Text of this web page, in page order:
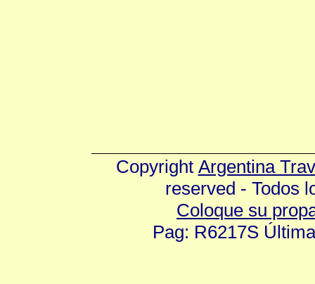
Copyright Argentina
reserved - Todos
Coloque su
Pag: R6217S